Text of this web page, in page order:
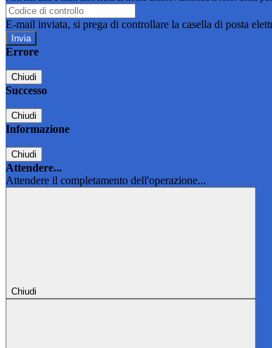
E-mail inviata, si prega di controllare la casella di posta
Errore
Chiudi
Successo
Chiudi
Informazione
Chiudi
Attendere...
Attendere il completamento dell'operazione...
Chiudi